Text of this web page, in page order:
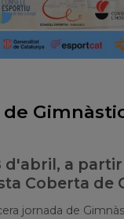
de
d'abril, a
Coberta de
jornada de